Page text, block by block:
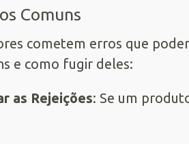
Comuns
cometem erros que
e como fugir deles:
as Rejeições: Se um